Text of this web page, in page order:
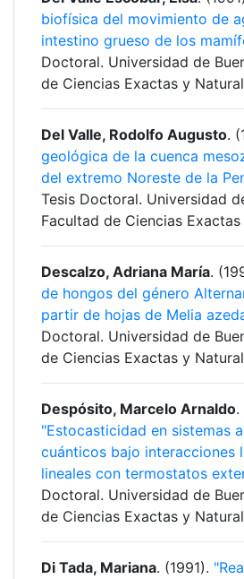
biofísica del movimiento de
intestino grueso de los
Doctoral. Universidad de
de Ciencias Exactas y
Del Valle, Rodolfo Augusto.
geológica de la cuenca
del extremo Noreste de la
Tesis Doctoral. Universidad
Facultad de Ciencias
Descalzo, Adriana María.
de hongos del género
partir de hojas de Melia
Doctoral. Universidad de
de Ciencias Exactas y
Despósito, Marcelo Arnaldo.
"Estocasticidad en sistemas
cuánticos bajo interacciones
lineales con termostatos
Doctoral. Universidad de
de Ciencias Exactas y
Di Tada, Mariana. (1991).